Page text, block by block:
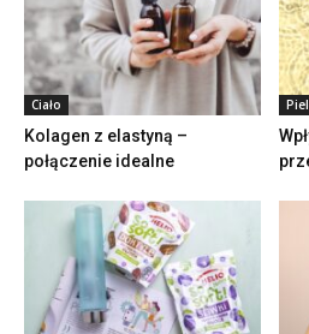
Ciało
Kolagen z elastyną –
połączenie idealne